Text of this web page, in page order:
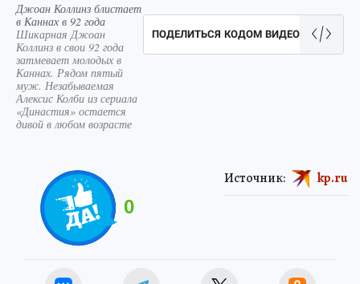
Джоан Коллинз блистает
в Каннах в 92 года
Шикарная Джоан
Коллинз в свои 92 года
затмевает молодых в
Каннах. Рядом пятый
муж. Незабываемая
Алексис Колби из сериала
«Династия» остается
дивой в любом возрасте
ПОДЕЛИТЬСЯ КОДОМ ВИДЕО
0
Источник: kp.ru